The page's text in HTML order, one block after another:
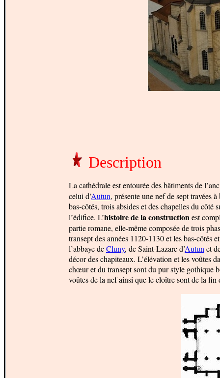
Description
La cathédrale est entourée des bâtiments de
celui d’Autun, présente une nef de sept travées
bas-côtés, trois absides et des chapelles du
l’édifice. L’histoire de la constructionest
partie romane, elle-même composée de trois
transept des années 1120-1130 et les bas-côtés
l’abbaye deCluny, de Saint-Lazare d’Autun et
décor des chapiteaux. L’élévation et les voûtes
chœur et du transept sont du pur style gothique
voûtes de la nef ainsi que le cloître sont de la fin